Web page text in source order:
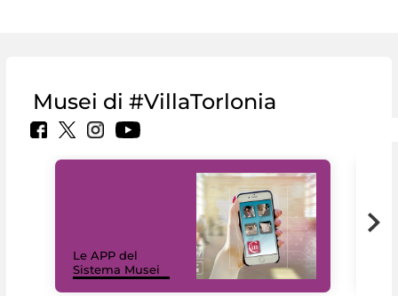
Musei di #VillaTorlonia
Le APP del
Sistema Musei